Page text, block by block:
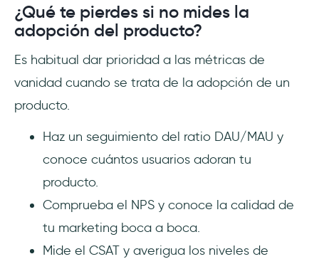
¿Qué te pierdes si no mides la
adopción del producto?
Es habitual dar prioridad a las métricas de
vanidad cuando se trata de la adopción de un
producto.
Haz un seguimiento del ratio DAU/MAU y
conoce cuántos usuarios adoran tu
producto.
Comprueba el NPS y conoce la calidad de
tu marketing boca a boca.
Mide el CSAT y averigua los niveles de